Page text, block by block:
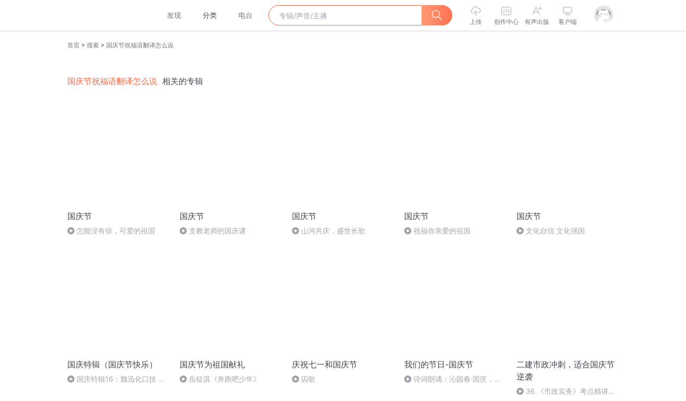
发现 分类 电台
上传 创作中心 有声出版 客户端
首页 > 搜索 > 国庆节祝福语翻译怎么说
国庆节祝福语翻译怎么说 相关的专辑
国庆节
怎能没有你，可爱的祖国
国庆节
支教老师的国庆课
国庆节
山河共庆，盛世长歌
国庆节
祝福你亲爱的祖国
国庆节
文化自信 文化强国
国庆特辑（国庆节快乐）
国庆特辑16：魏迅化口技 二
国庆节为祖国献礼
岳钲淇《奔跑吧少年》
庆祝七一和国庆节
囚歌
我们的节日-国庆节
诗词朗诵：沁园春·国庆，朗
二建市政冲刺，适合国庆节
逆袭
36.《市政实务》考点精讲第